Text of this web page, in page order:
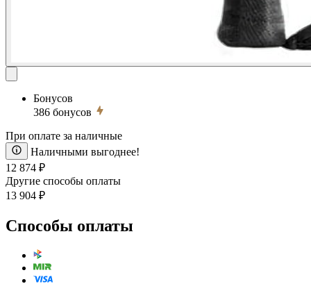
Бонусов
386 бонусов
При оплате за наличные
Наличными выгоднее!
12 874 ₽
Другие способы оплаты
13 904 ₽
Способы оплаты